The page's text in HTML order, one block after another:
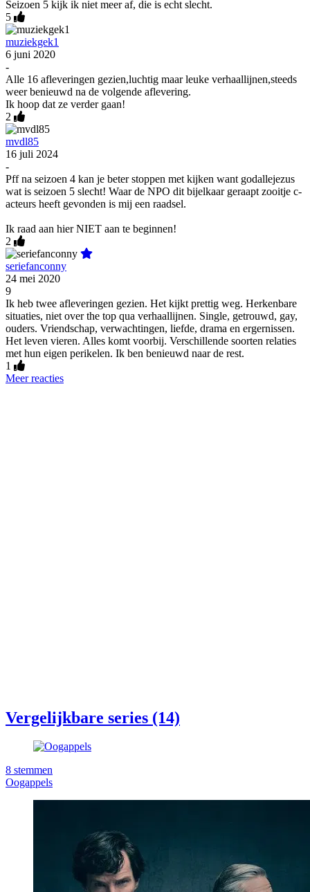
Seizoen 5 kijk ik niet meer af, die is echt slecht.
5
muziekgek1
6 juni 2020
-
Alle 16 afleveringen gezien,luchtig maar leuke verhaallijnen,steeds
weer benieuwd na de volgende aflevering.
Ik hoop dat ze verder gaan!
2
mvdl85
16 juli 2024
-
Pff na seizoen 4 kan je beter stoppen met kijken want godallejezus
wat is seizoen 5 slecht! Waar de NPO dit bijelkaar geraapt zooitje c-
acteurs heeft gevonden is mij een raadsel.
Ik raad aan hier NIET aan te beginnen!
2
seriefanconny
24 mei 2020
9
Ik heb twee afleveringen gezien. Het kijkt prettig weg. Herkenbare
situaties, niet over the top qua verhaallijnen. Single, getrouwd, gay,
ouders. Vriendschap, verwachtingen, liefde, drama en ergernissen.
Het leven vieren. Alles komt voorbij. Verschillende soorten relaties
met hun eigen perikelen. Ik ben benieuwd naar de rest.
1
Meer reacties
Vergelijkbare series (14)
8 stemmen
Oogappels